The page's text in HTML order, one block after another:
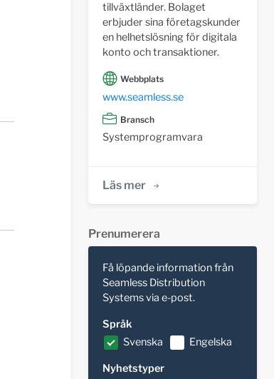
tillväxtländer. Bolaget
erbjuder sina företagskunder
en helhetslösning för digitala
konto och transaktioner.
Webbplats
www.seamless.se
Bransch
Systemprogramvara
Läs mer
Prenumerera
Få löpande information från
Seamless Distribution
Systems via e-post.
Språk
Svenska
Engelska
Nyhetstyper